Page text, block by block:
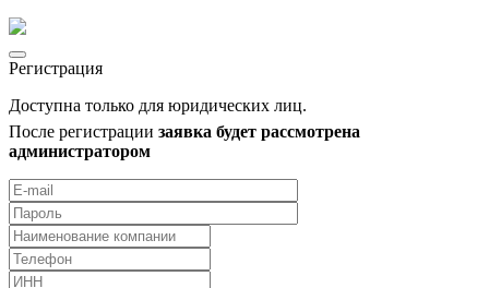
Регистрация
Доступна только для юридических лиц.
После регистрации заявка будет рассмотрена
администратором